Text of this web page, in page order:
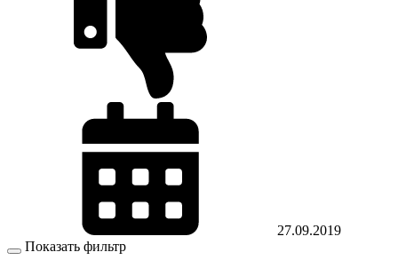
27.09.2019
Показать фильтр